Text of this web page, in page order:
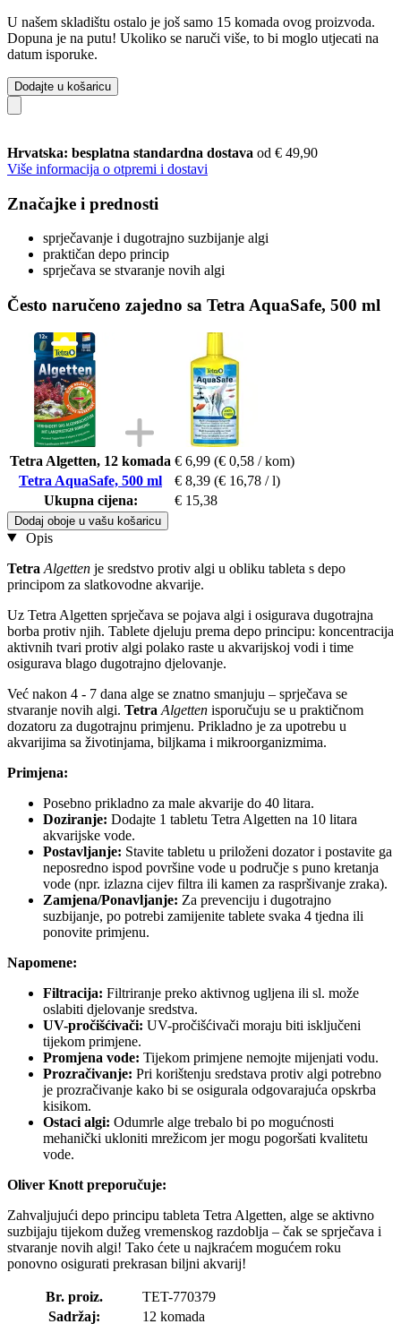
U našem skladištu ostalo je još samo 15 komada ovog proizvoda.
Dopuna je na putu! Ukoliko se naruči više, to bi moglo utjecati na
datum isporuke.
Dodajte u košaricu
Hrvatska: besplatna standardna dostava od € 49,90
Više informacija o otpremi i dostavi
Značajke i prednosti
sprječavanje i dugotrajno suzbijanje algi
praktičan depo princip
sprječava se stvaranje novih algi
Često naručeno zajedno sa Tetra AquaSafe, 500 ml
Tetra Algetten, 12 komada € 6,99 (€ 0,58 / kom)
Tetra AquaSafe, 500 ml
€ 8,39 (€ 16,78 / l)
Ukupna cijena:
€ 15,38
Dodaj oboje u vašu košaricu
Opis
Tetra Algetten je sredstvo protiv algi u obliku tableta s depo
principom za slatkovodne akvarije.
Uz Tetra Algetten sprječava se pojava algi i osigurava dugotrajna
borba protiv njih. Tablete djeluju prema depo principu: koncentracija
aktivnih tvari protiv algi polako raste u akvarijskoj vodi i time
osigurava blago dugotrajno djelovanje.
Već nakon 4 - 7 dana alge se znatno smanjuju – sprječava se
stvaranje novih algi. Tetra Algetten isporučuju se u praktičnom
dozatoru za dugotrajnu primjenu. Prikladno je za upotrebu u
akvarijima sa životinjama, biljkama i mikroorganizmima.
Primjena:
Posebno prikladno za male akvarije do 40 litara.
Doziranje: Dodajte 1 tabletu Tetra Algetten na 10 litara
akvarijske vode.
Postavljanje: Stavite tabletu u priloženi dozator i postavite ga
neposredno ispod površine vode u područje s puno kretanja
vode (npr. izlazna cijev filtra ili kamen za raspršivanje zraka).
Zamjena/Ponavljanje: Za prevenciju i dugotrajno
suzbijanje, po potrebi zamijenite tablete svaka 4 tjedna ili
ponovite primjenu.
Napomene:
Filtracija: Filtriranje preko aktivnog ugljena ili sl. može
oslabiti djelovanje sredstva.
UV-pročišćivači: UV-pročišćivači moraju biti isključeni
tijekom primjene.
Promjena vode: Tijekom primjene nemojte mijenjati vodu.
Prozračivanje: Pri korištenju sredstava protiv algi potrebno
je prozračivanje kako bi se osigurala odgovarajuća opskrba
kisikom.
Ostaci algi: Odumrle alge trebalo bi po mogućnosti
mehanički ukloniti mrežicom jer mogu pogoršati kvalitetu
vode.
Oliver Knott preporučuje:
Zahvaljujući depo principu tableta Tetra Algetten, alge se aktivno
suzbijaju tijekom dužeg vremenskog razdoblja – čak se sprječava i
stvaranje novih algi! Tako ćete u najkraćem mogućem roku
ponovno osigurati prekrasan biljni akvarij!
Br. proiz.
TET-770379
Sadržaj:
12 komada